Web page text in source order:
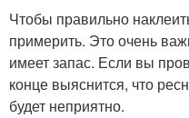
Чтобы правильно
примерить. Это очень
имеет запас. Если вы
конце выяснится, что
будет неприятно.